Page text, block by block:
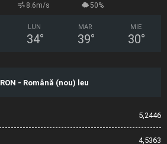
8.6m/s 50%
LUN
34°
MAR
39°
MIE
30°
RON - Română (nou) leu
5,2446
4,5363